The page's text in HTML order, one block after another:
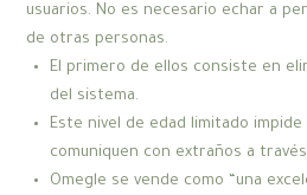
usuarios. No es necesario echar a
de otras personas.
El primero de ellos consiste en
del sistema.
Este nivel de edad limitado
comuniquen con extraños a
Omegle se vende como “una